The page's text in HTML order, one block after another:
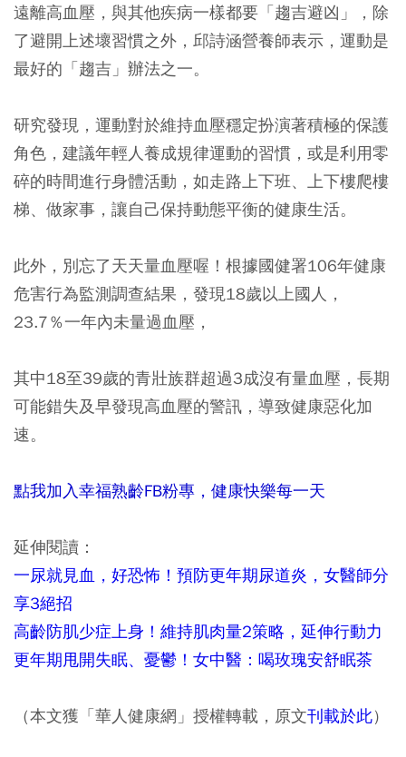
遠離高血壓，與其他疾病一樣都要「趨吉避凶」，除
了避開上述壞習慣之外，邱詩涵營養師表示，運動是
最好的「趨吉」辦法之一。
研究發現，運動對於維持血壓穩定扮演著積極的保護
角色，建議年輕人養成規律運動的習慣，或是利用零
碎的時間進行身體活動，如走路上下班、上下樓爬樓
梯、做家事，讓自己保持動態平衡的健康生活。
此外，別忘了天天量血壓喔！根據國健署106年健康
危害行為監測調查結果，發現18歲以上國人，
23.7％一年內未量過血壓，
其中18至39歲的青壯族群超過3成沒有量血壓，長期
可能錯失及早發現高血壓的警訊，導致健康惡化加
速。
點我加入幸福熟齡FB粉專，健康快樂每一天
延伸閱讀：
一尿就見血，好恐怖！預防更年期尿道炎，女醫師分
享3絕招
高齡防肌少症上身！維持肌肉量2策略，延伸行動力
更年期甩開失眠、憂鬱！女中醫：喝玫瑰安舒眠茶
（本文獲「華人健康網」授權轉載，原文刊載於此）